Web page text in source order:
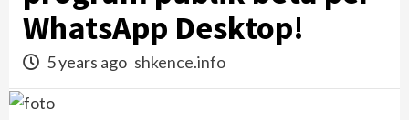
WhatsApp Desktop!
5 years ago shkence.info